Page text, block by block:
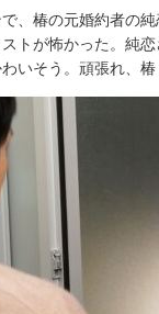
、椿の元婚約者の
トが怖かった。純
いそう。頑張れ、椿